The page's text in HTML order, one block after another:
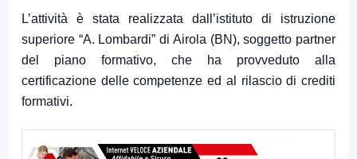
L’attività è stata realizzata dall’istituto di istruzione
superiore “A. Lombardi” di Airola (BN), soggetto partner
del piano formativo, che ha provveduto alla
certificazione delle competenze ed al rilascio di crediti
formativi.